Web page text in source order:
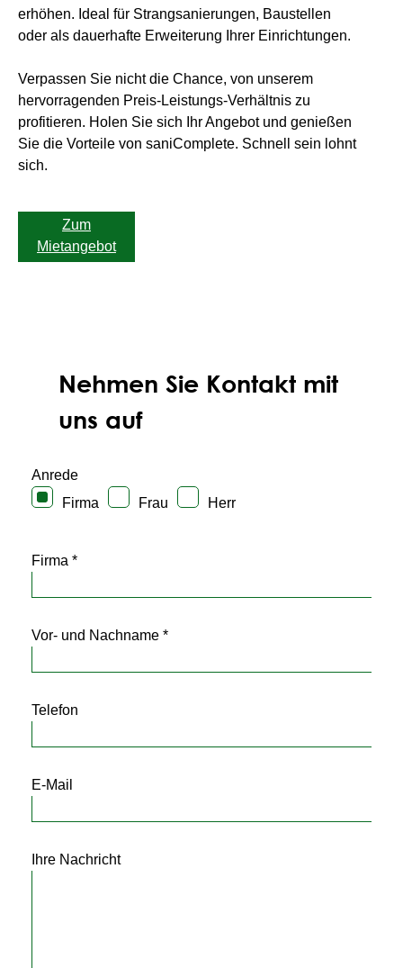
erhöhen. Ideal für Strangsanierungen, Baustellen
oder als dauerhafte Erweiterung Ihrer Einrichtungen.
Verpassen Sie nicht die Chance, von unserem
hervorragenden Preis-Leistungs-Verhältnis zu
profitieren. Holen Sie sich Ihr Angebot und genießen
Sie die Vorteile von saniComplete. Schnell sein lohnt
sich.
Zum
Mietangebot
Nehmen Sie Kontakt mit
uns auf
Anrede
Firma
Frau Herr
Firma *
Vor- und Nachname *
Telefon
E-Mail
Ihre Nachricht